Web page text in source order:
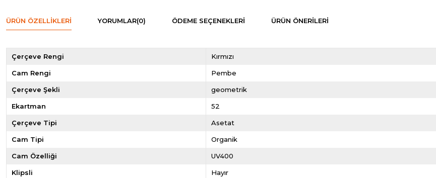
ÜRÜN ÖZELLIKLERI YORUMLAR(0) ÖDEME SEÇENEKLERI ÜRÜN ÖNERILERI
Çerçeve Rengi Kırmızı
Cam Rengi Pembe
Çerçeve Şekli geometrik
Ekartman 52
Çerçeve Tipi Asetat
Cam Tipi Organik
Cam Özelliği UV400
Klipsli Hayır